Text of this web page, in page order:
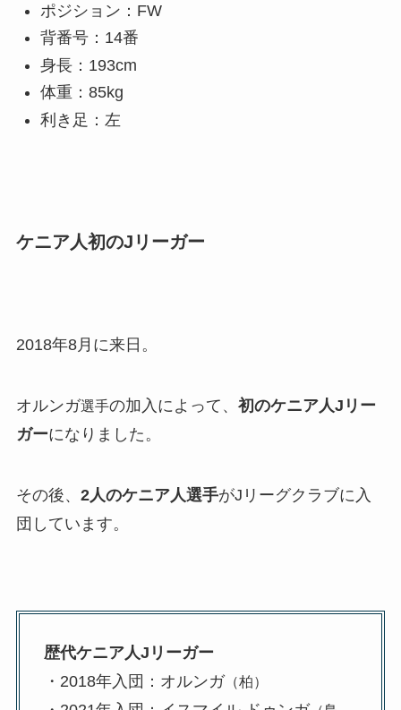
ポジション：FW
背番号：14番
身長：193cm
体重：85kg
利き足：左
ケニア人初のJリーガー
2018年8月に来日。
オルンガ選手の加入によって、 初のケニア人Jリー
ガーになりました。
その後、 2人のケニア人選手がJリーグクラブに入
団しています。
歴代ケニア人Jリーガー
・2018年入団：オルンガ（柏）